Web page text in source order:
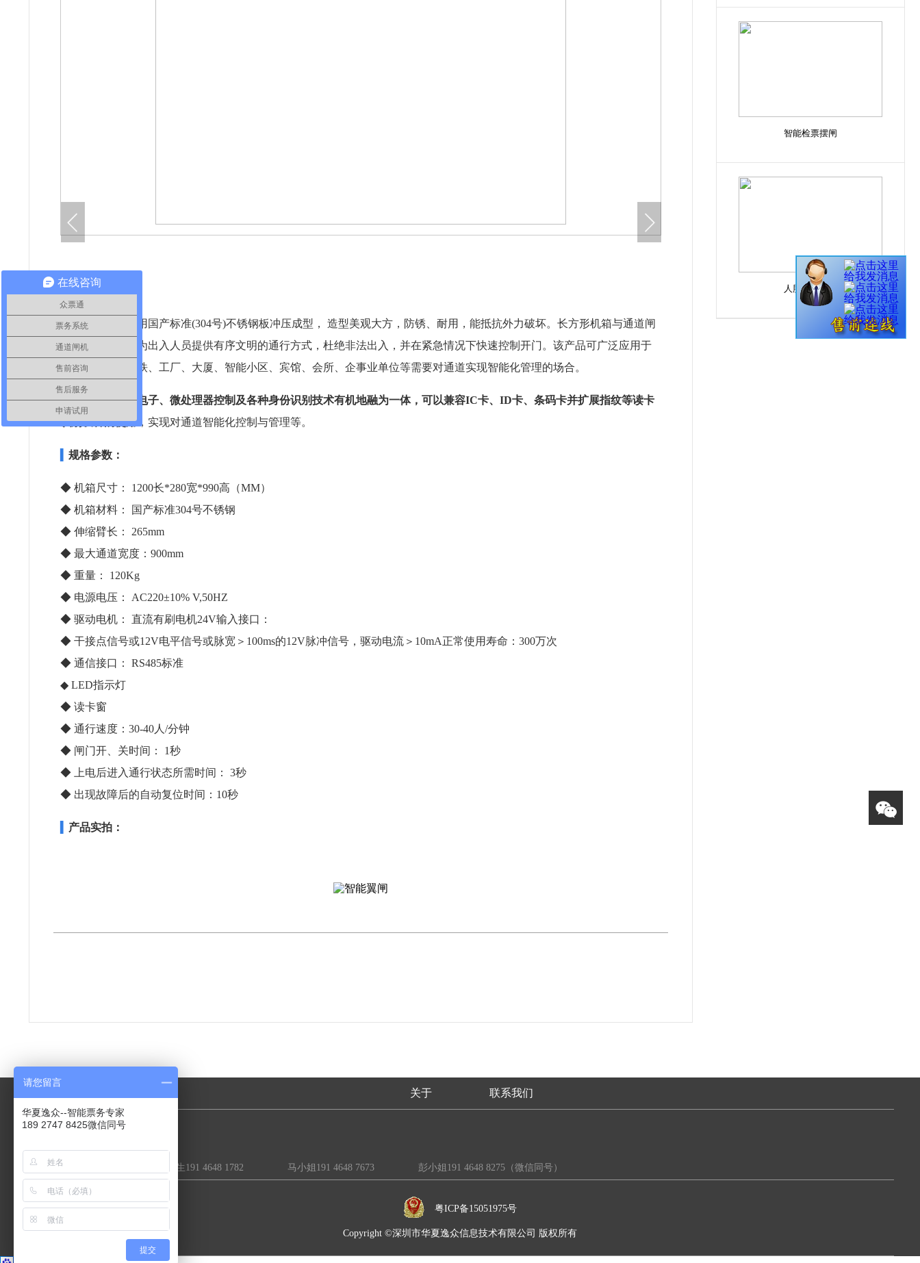
整个产品外形采用国产标准(304号)不锈钢板冲压成型， 造型美观大方，防锈、耐用，能抵抗外力破坏。长方形机箱与通道闸
杆构成的通道可为出入人员提供有序文明的通行方式，杜绝非法出入，并在紧急情况下快速控制开门。该产品可广泛应用于
车站、码头、地铁、工厂、大厦、智能小区、宾馆、会所、企事业单位等需要对通道实现智能化管理的场合。
该设备将机械、电子、微处理器控制及各种身份识别技术有机地融为一体，可以兼容IC卡、ID卡、条码卡并扩展指纹等读卡
识别设备的使用 ，实现对通道智能化控制与管理等。
规格参数：
◆ 机箱尺寸： 1200长*280宽*990高（MM）
◆ 机箱材料： 国产标准304号不锈钢
◆ 伸缩臂长： 265mm
◆ 最大通道宽度：900mm
◆ 重量： 120Kg
◆ 电源电压： AC220±10% V,50HZ
◆ 驱动电机： 直流有刷电机24V输入接口：
◆ 干接点信号或12V电平信号或脉宽＞100ms的12V脉冲信号，驱动电流＞10mA正常使用寿命：300万次
◆ 通信接口： RS485标准
◆ LED指示灯
◆ 读卡窗
◆ 通行速度：30-40人/分钟
◆ 闸门开、关时间： 1秒
◆
上电后进入通行状态所需时间： 3秒
◆ 出现故障后的自动复位时间：10秒
产品实拍：
智能检票摆闸
人脸检票闸机
关于 联系我们
售前业务咨询:
陈先生189 2747 8425 李先生191 4648 1782 马小姐191 4648 7673 彭小姐191 4648 8275（微信同号）
粤ICP备15051975号
Copyright ©深圳市华夏逸众信息技术有限公司 版权所有
在线咨询
众票通
票务系统
通道闸机
售前咨询
售后服务
申请试用
请您留言
华夏逸众--智能票务专家
189 2747 8425微信同号
提交